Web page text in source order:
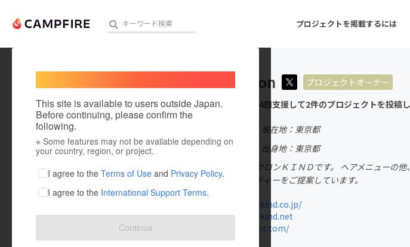
プロジェクトを掲載するには
人気のプロジェクト 注目のリターン 注目の新着プロジェ
アート・写真 音楽
テクノロジー・ガジェット
ゲーム・サービス開発
映像・映画
ビジネス・起業
チャレンジ
まちづくり・地域活性化
This site is available to users outside Japan.
Before continuing, please confirm the
following.
※ Some features may not be available depending on
your country, region, or project.
I agree to the Terms of Use and Privacy Policy.
I agree to the International Support Terms.
Continue
kindsalon
プロジェクトオーナー
これまでに4回支援して2件のプロジェクトを投稿
現在地：東京都
出身国：日本
出身地：東京都
南青山のヘアサロンＫＩＮＤです。 ヘアメニューの
ータルビューティーをご提案しています。
www.hair-kind.co.jp/
www.hair-kind.net
kind-mgmt.com/